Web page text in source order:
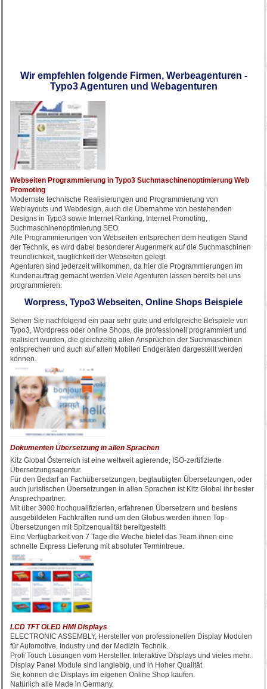
Wir empfehlen folgende Firmen, Werbeagenturen -
Typo3 Agenturen und Webagenturen
Webseiten Programmierung in Typo3 Suchmaschinenoptimierung Web
Promoting
Modernste technische Realisierungen und Programmierung von
Weblayouts und Webdesign, auch die Übernahme von bestehenden
Designs in Typo3 sowie Internet Ranking, Internet Promoting,
Suchmaschinenoptimierung SEO.
Alle Programmierungen von Webseiten entsprechen dem heutigen Stand
der Technik, es wird dabei besonderer Augenmerk auf die Suchmaschinen
freundlichkeit, tauglichkeit der Webseiten gelegt.
Agenturen sind jederzeit willkommen, da hier die Programmierungen im
Kundenauftrag gemacht werden.Viele Agenturen lassen bereits bei uns
programmieren.
Worpress, Typo3 Webseiten, Online Shops Beispiele
Sehen Sie nachfolgend ein paar sehr gute und erfolgreiche Beispiele von
Typo3, Wordpress oder online Shops, die professionell programmiert und
realisiert wurden, die gleichzeitig allen Ansprüchen der Suchmaschinen
entsprechen und auch auf allen Mobilen Endgeräten dargestellt werden
können.
Dokumenten Übersetzung in allen Sprachen
Kitz Global Österreich ist eine weltweit agierende, ISO-zertifizierte
Übersetzungsagentur.
Für den Bedarf an Fachübersetzungen, beglaubigten Übersetzungen, oder
auch juristischen Übersetzungen in allen Sprachen ist Kitz Global ihr bester
Ansprechpartner.
Mit über 3000 hochqualifizierten, erfahrenen Übersetzern und bestens
ausgebildeten Fachkräften rund um den Globus werden ihnen Top-
Übersetzungen mit Spitzenqualität bereitgestellt.
Eine Verfügbarkeit von 7 Tage die Woche bietet das Team ihnen eine
schnelle Express Lieferung mit absoluter Termintreue.
LCD TFT OLED HMI Displays
ELECTRONIC ASSEMBLY, Hersteller von professionellen Display Modulen
für Automotive, Industry und der Medizin Technik.
Profi Touch Lösungen vom Hersteller. Interaktive Displays und vieles mehr.
Display Panel Module sind langlebig, und in Hoher Qualität.
Sie können die Displays im eigenen Online Shop kaufen.
Natürlich alle Made in Germany.